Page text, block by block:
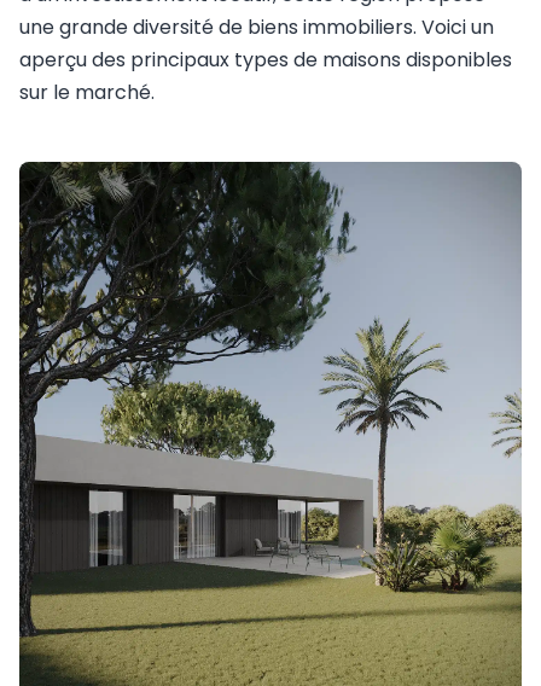
une grande diversité de biens immobiliers. Voici un
aperçu des principaux types de maisons disponibles
sur le marché.